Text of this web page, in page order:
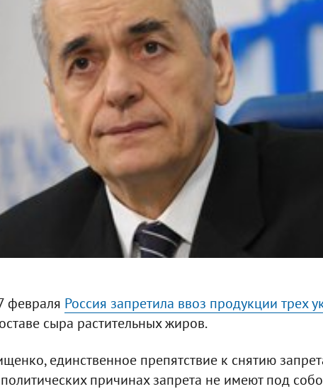
февраля Россия запретила ввоз продукции трех
сыра растительных жиров.
единственное препятствие к снятию
причинах запрета не имеют под